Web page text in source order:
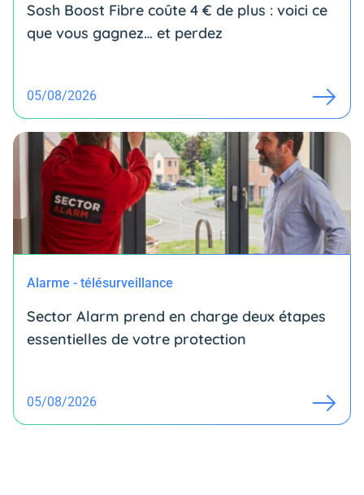
Sosh Boost Fibre coûte 4 € de plus : voici ce
que vous gagnez… et perdez
05/08/2026
Alarme - télésurveillance
Sector Alarm prend en charge deux étapes
essentielles de votre protection
05/08/2026